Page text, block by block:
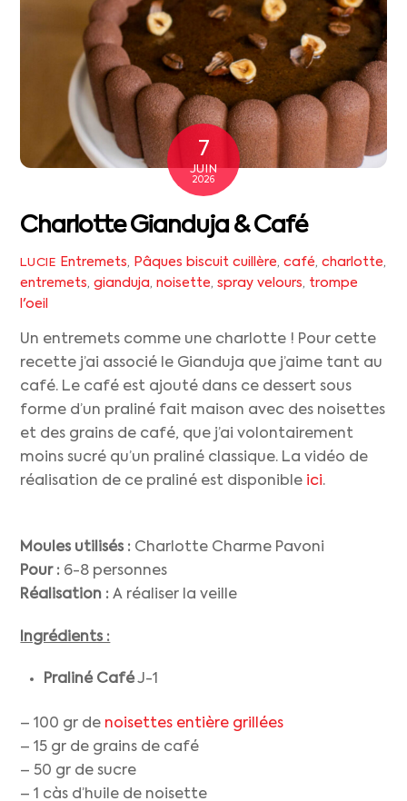
7
JUIN
2026
Charlotte Gianduja & Café
LUCIE Entremets, Pâques biscuit cuillère, café, charlotte,
entremets,gianduja,noisette,spray velours, trompe
l'oeil
Un entremets comme une charlotte ! Pour cette
recette j’ai associé le Gianduja que j’aime tant au
café. Le café est ajouté dans ce dessert sous
forme d’un praliné fait maison avec des noisettes
et des grains de café, que j’ai volontairement
moins sucré qu’un praliné classique. La vidéo de
réalisation de ce praliné est disponible ici.
Moules utilisés : Charlotte Charme Pavoni
Pour : 6-8 personnes
Réalisation : A réaliser la veille
Ingrédients :
Praliné CaféJ-1
– 100 gr de noisettes entière grillées
– 15 gr de grains de café
– 50 gr de sucre
– 1 càs d’huile de noisette